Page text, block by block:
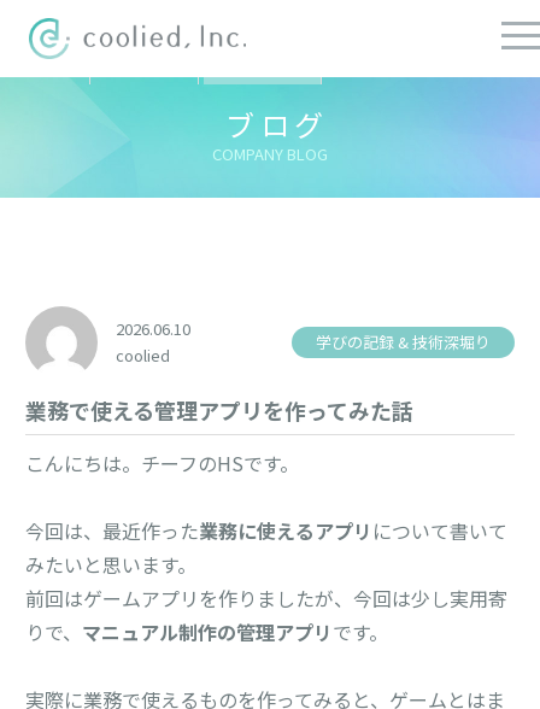
ブログ
COMPANY BLOG
ての記事
2026.06.10
coolied
学びの記録 & 技術深堀り
業務で使える管理アプリを作ってみた話
こんにちは。チーフのHSです。
今回は、最近作った業務に使えるアプリ について書いて
みたいと思います。
前回はゲームアプリを作りましたが、今回は少し実用寄
りで、 マニュアル制作の管理アプリ です。
実際に業務で使えるものを作ってみると、ゲームとはま